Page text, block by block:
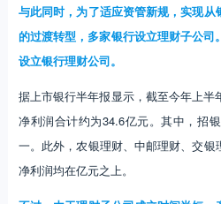
与此同时，为了适应资管新规，实现
的过渡转型，多家银行设立理财子公
设立银行理财公司。
据上市银行半年报显示，截至今年上
净利润合计约为34.6亿元。其中，招
一。此外，农银理财、中邮理财、交
净利润均在亿元之上。